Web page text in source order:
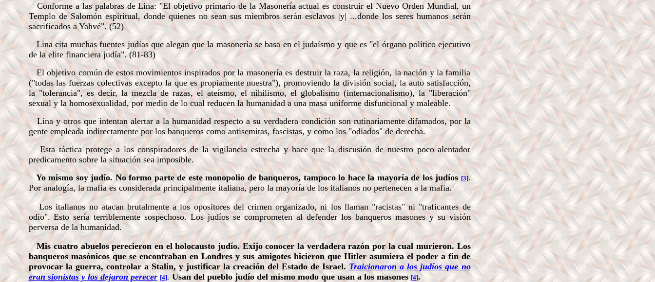
Conforme a las palabras de Lina: "El objetivo primario de la Masonería actual es construir el Nuevo Orden Mundial, un
Templo de Salomón espiritual, donde quienes no sean sus miembros serán esclavos |y| ...donde los seres humanos serán
sacrificados a Yahvé". (52)
Lina cita muchas fuentes judías que alegan que la masonería se basa en el judaísmo y que es "el órgano político ejecutivo
de la elite financiera judía". (81-83)
El objetivo común de estos movimientos inspirados por la masonería es destruir la raza, la religión, la nación y la familia
("todas las fuerzas colectivas excepto la que es propiamente nuestra"), promoviendo la división social, la auto satisfacción,
la "tolerancia", es decir, la mezcla de razas, el ateísmo, el nihilismo, el globalismo (internacionalismo), la "liberación"
sexual y la homosexualidad, por medio de lo cual reducen la humanidad a una masa uniforme disfuncional y maleable.
Lina y otros que intentan alertar a la humanidad respecto a su verdadera condición son rutinariamente difamados, por la
gente empleada indirectamente por los banqueros como antisemitas, fascistas, y como los "odiados" de derecha.
Esta táctica protege a los conspiradores de la vigilancia estrecha y hace que la discusión de nuestro poco alentador
predicamento sobre la situación sea imposible.
Yo mismo soy judío. No formo parte de este monopolio de banqueros, tampoco lo hace la mayoría de los judíos [3].
Por analogía, la mafia es considerada principalmente italiana, pero la mayoría de los italianos no pertenecen a la mafia.
Los italianos no atacan brutalmente a los opositores del crimen organizado, ni los llaman "racistas" ni "traficantes de
odio". Esto sería terriblemente sospechoso. Los judíos se comprometen al defender los banqueros masones y su visión
perversa de la humanidad.
Mis cuatro abuelos perecieron en el holocausto judío. Exijo conocer la verdadera razón por la cual murieron. Los
banqueros masónicos que se encontraban en Londres y sus amigotes hicieron que Hitler asumiera el poder a fin de
provocar la guerra, controlar a Stalin, y justificar la creación del Estado de Israel. Traicionaron a los judíos que no
eran sionistas y los dejaron perecer [4]. Usan del pueblo judío del mismo modo que usan a los masones [4].